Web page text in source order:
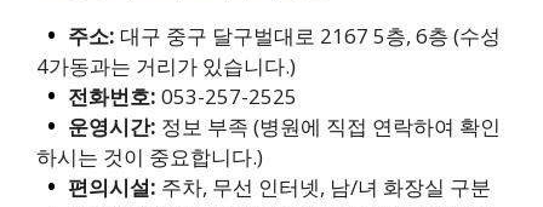
주소: 대구 중구 달구벌대로 2167 5층, 6층 (수성
4가동과는 거리가 있습니다.)
전화번호: 053-257-2525
운영시간: 정보 부족 (병원에 직접 연락하여 확인
하시는 것이 중요합니다.)
편의시설: 주차, 무선 인터넷, 남/녀 화장실 구분